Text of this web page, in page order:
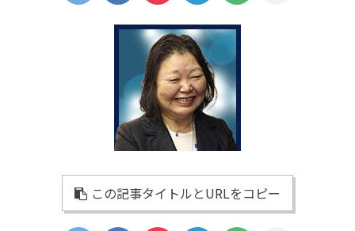
この記事タイトルとURLをコピー